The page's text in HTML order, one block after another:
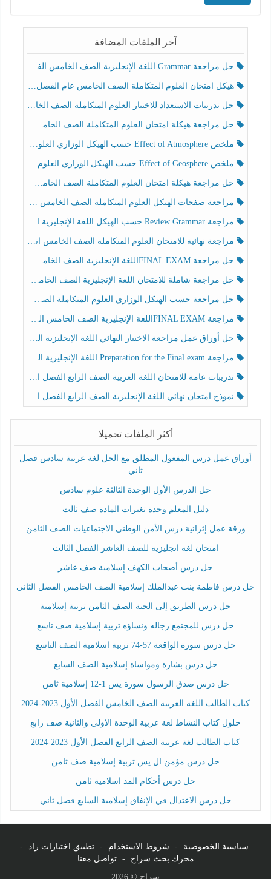
آخر الملفات المضافة
حل مراجعة Grammar اللغة الإنجليزية الصف الخامس الفصل الثالث
هيكل امتحان العلوم المتكاملة الصف الخامس عام الفصل الدراسي الثالث 2025-2026
حل تدريبات الاستعداد للاختبار العلوم المتكاملة الصف الخامس عام الفصل الثالث
حل مراجعة هيكلة امتحان العلوم المتكاملة الصف الخامس انسبير الفصل الثالث
ملخص Effect of Atmosphere حسب الهيكل الوزاري العلوم المتكاملة الصف الخامس انسبير الفصل الثالث
ملخص Effect of Geosphere حسب الهيكل الوزاري العلوم المتكاملة الصف الخامس انسبير الفصل الثالث
حل مراجعة هيكلة امتحان العلوم المتكاملة الصف الخامس عام الفصل الثالث
مراجعة صفحات الهيكل العلوم المتكاملة الصف الخامس انسبير الفصل الثالث
مراجعة Review Grammar حسب الهيكل اللغة الإنجليزية الصف الخامس الفصل الثالث
مراجعة نهائية للامتحان العلوم المتكاملة الصف الخامس انسبير الفصل الثالث
حل مراجعة FINAL EXAMاللغة الإنجليزية الصف الخامس الفصل الثالث
حل مراجعة شاملة للامتحان اللغة الإنجليزية الصف الخامس الفصل الثالث
حل مراجعة حسب الهيكل الوزاري العلوم المتكاملة الصف الخامس عام الفصل الثالث
مراجعة FINAL EXAMاللغة الإنجليزية الصف الخامس الفصل الثالث
حل أوراق عمل مراجعة الاختبار النهائي اللغة الإنجليزية الصف الرابع الفصل الثالث
مراجعة Preparation for the Final exam اللغة الإنجليزية الصف الرابع الفصل الثالث
تدريبات عامة للامتحان اللغة العربية الصف الرابع الفصل الثالث
نموذج امتحان نهائي اللغة الإنجليزية الصف الرابع الفصل الثالث
أكثر الملفات تحميلا
أوراق عمل درس المفعول المطلق مع الحل لغة عربية سادس فصل
ثاني
حل الدرس الأول الوحدة الثالثة علوم سادس
دليل المعلم وحدة تغيرات المادة صف ثالث
ورقة عمل إثرائية درس الأمن الوطني الاجتماعيات الصف الثامن
امتحان لغة انجليزية للصف العاشر الفصل الثالث
حل درس أصحاب الكهف إسلامية صف عاشر
حل درس فاطمة بنت عبدالملك إسلامية الصف الخامس الفصل الثاني
حل درس الطريق إلى الجنة الصف الثامن تربية إسلامية
حل درس للمجتمع رجاله ونساؤه تربية إسلامية صف تاسع
حل درس سورة الواقعة 57-74 تربية اسلامية الصف التاسع
حل درس بشارة ومواساة إسلامية الصف السابع
حل درس صدق الرسول سورة يس 1-12 إسلامية ثامن
كتاب الطالب اللغة العربية الصف الخامس الفصل الأول 2023-2024
حلول كتاب النشاط لغة عربية الوحدة الاولى والثانية صف رابع
كتاب الطالب لغة عربية الصف الرابع الفصل الأول 2023-2024
حل درس مؤمن ال يس تربية إسلامية صف ثامن
حل درس أحكام المد اسلامية ثامن
حل درس الاعتدال في الإنفاق إسلامية السابع فصل ثاني
سياسية الخصوصية - شروط الاستخدام - تطبيق اختبارات زاد
-
محرك بحث سراج
-
تواصل معنا
سراج © 2026